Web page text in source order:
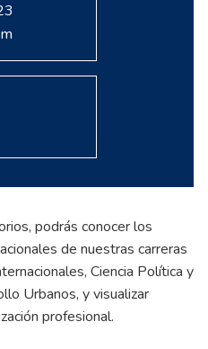
podrás conocer los
de nuestras carreras
Ciencia Política y
Urbanos, y visualizar
profesional.